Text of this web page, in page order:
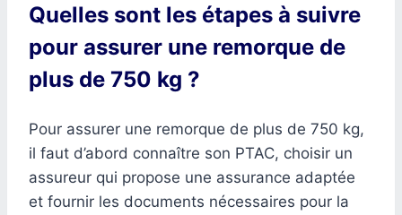
Quelles sont les étapes à suivre
pour assurer une remorque de
plus de 750 kg ?
Pour assurer une remorque de plus de 750 kg,
il faut d’abord connaître son PTAC, choisir un
assureur qui propose une assurance adaptée
et fournir les documents nécessaires pour la